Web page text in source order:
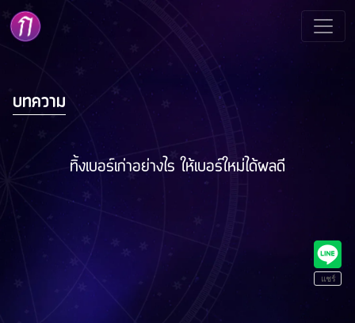
บทความ
ทิ้งเบอร์เก่าอย่างไร ให้เบอร์ใหม่ได้ผลดี